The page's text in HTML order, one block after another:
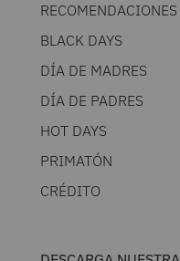
BLACK DAYS
DÍA DE MADRES
DÍA DE PADRES
HOT DAYS
PRIMATÓN
CRÉDITO